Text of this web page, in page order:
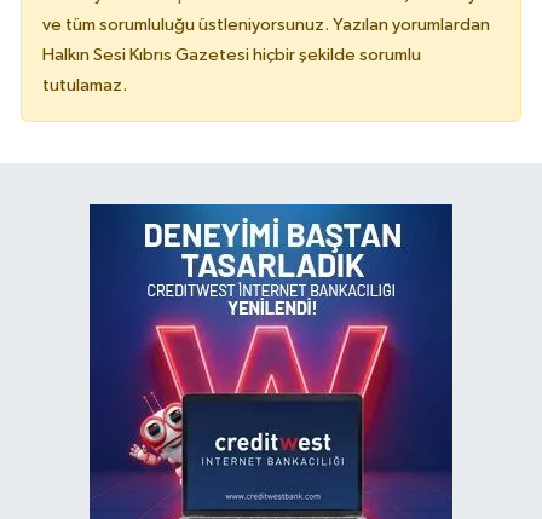
ve tüm sorumluluğu üstleniyorsunuz. Yazılan yorumlardan
Halkın Sesi Kıbrıs Gazetesi hiçbir şekilde sorumlu
tutulamaz.